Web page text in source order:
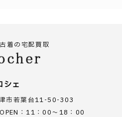
着の宅配買取
シェ
市若葉台11-50-303
：11：00～18：00